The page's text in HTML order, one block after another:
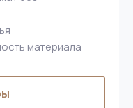
материала